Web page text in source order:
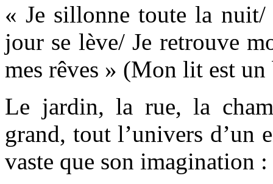
« Je sillonne toute la
jour se lève/ Je retrouve
mes rêves » (Mon lit est un
Le jardin, la rue, la
grand, tout l’univers d’un
vaste que son imagination :